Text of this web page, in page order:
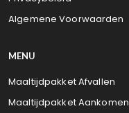
Algemene Voorwaarden
MENU
Maaltijdpakket Afvallen
Maaltijdpakket Aankomen